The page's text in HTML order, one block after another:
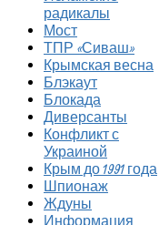
радикалы
Мост
ТПР «Сиваш»
Крымская весна
Блэкаут
Блокада
Диверсанты
Конфликт с
Украиной
Крым до 1991 года
Шпионаж
Ждуны
Информация